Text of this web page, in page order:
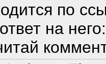
по
на